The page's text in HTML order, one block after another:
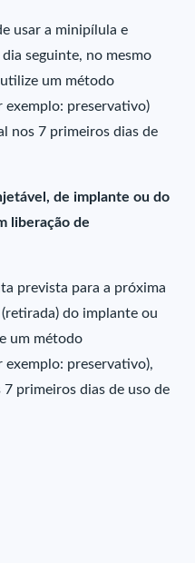
usar a minipílula e
dia seguinte, no mesmo
utilize um método
preservativo)
nos 7 primeiros dias de
de implante ou do
liberação de
prevista para a próxima
do implante ou
um método
preservativo),
primeiros dias de uso de